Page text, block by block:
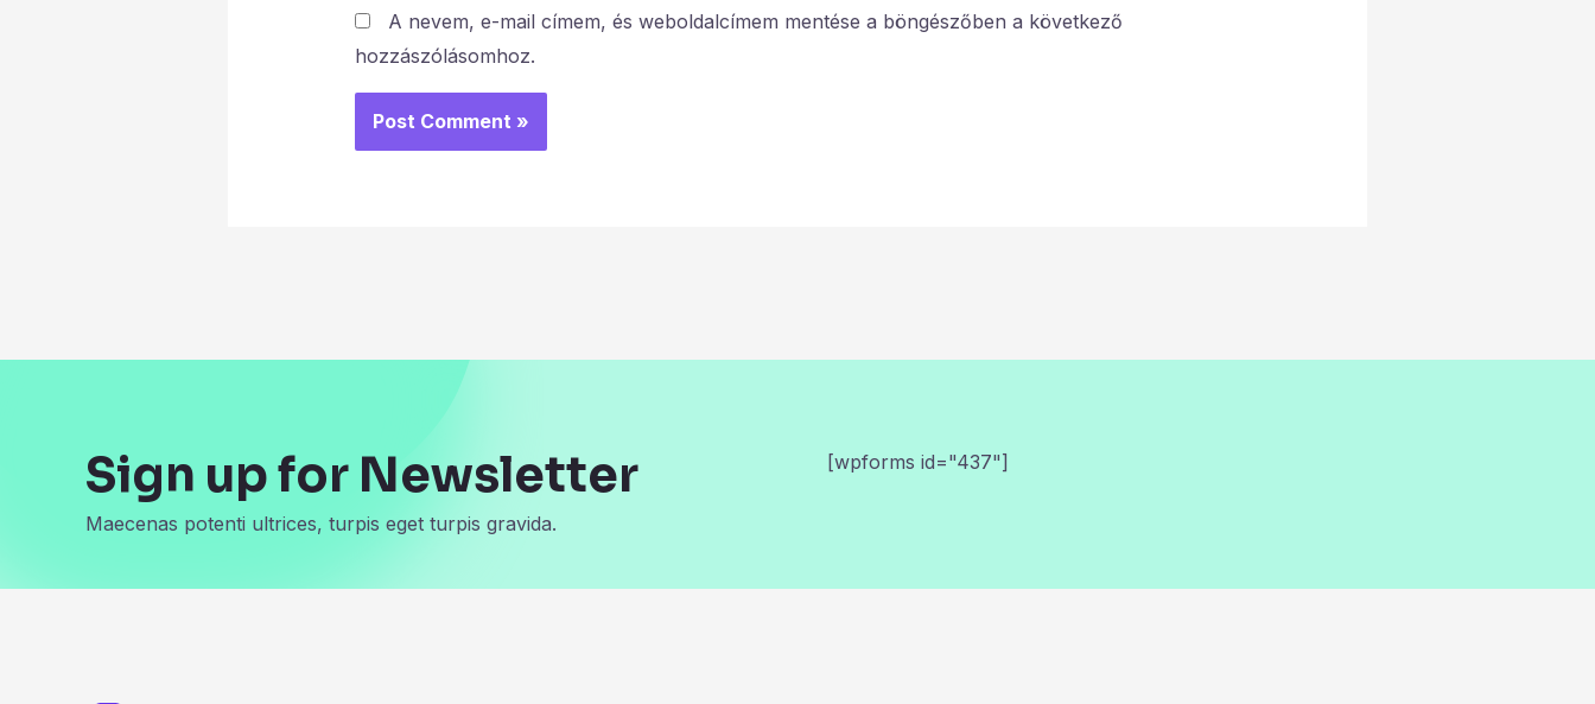
A nevem, e-mail címem, és weboldalcímem mentése a böngészőben a következő
hozzászólásomhoz.
Sign up for Newsletter
Maecenas potenti ultrices, turpis eget turpis gravida.
[wpforms id="437"]